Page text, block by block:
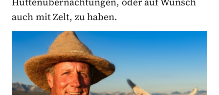
auch mit Zelt, zu haben.